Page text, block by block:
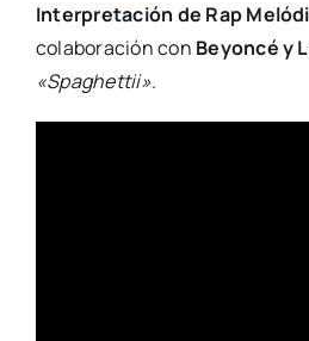
Interpretación de Rap
colaboración con Beyoncé y
«Spaghettii».